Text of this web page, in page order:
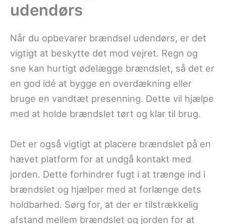
udendørs
Når du opbevarer brændsel udendørs, er det
vigtigt at beskytte det mod vejret. Regn og
sne kan hurtigt ødelægge brændslet, så det er
en god idé at bygge en overdækning eller
bruge en vandtæt presenning. Dette vil hjælpe
med at holde brændslet tørt og klar til brug.
Det er også vigtigt at placere brændslet på en
hævet platform for at undgå kontakt med
jorden. Dette forhindrer fugt i at trænge ind i
brændslet og hjælper med at forlænge dets
holdbarhed. Sørg for, at der er tilstrækkelig
afstand mellem brændslet og jorden for at